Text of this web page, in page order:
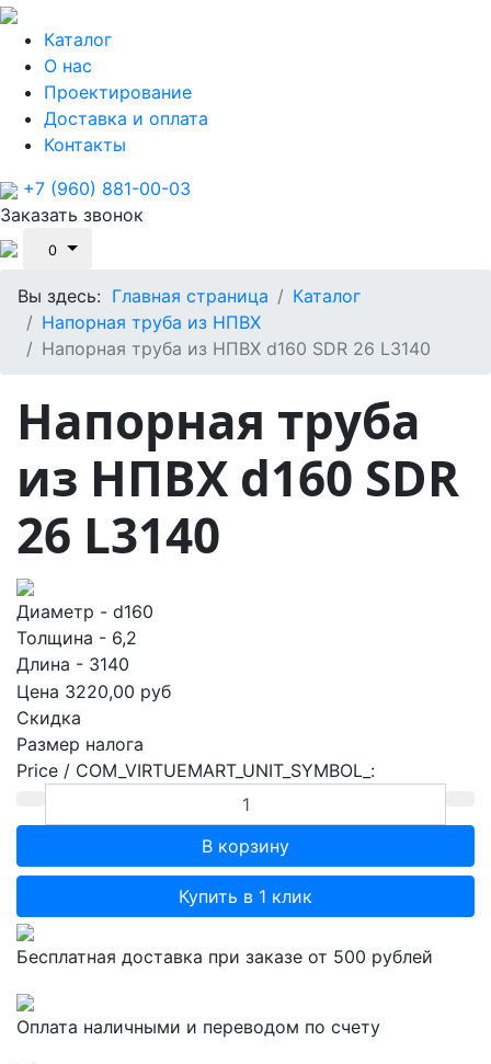
Каталог
О нас
Проектирование
Доставка и оплата
Контакты
+7 (960) 881-00-03
Заказать звонок
0
Вы здесь: Главная страница
Каталог
Напорная труба из НПВХ
Напорная труба из НПВХ d160 SDR 26 L3140
Напорная труба
из НПВХ d160 SDR
26 L3140
Диаметр - d160
Толщина - 6,2
Длина - 3140
Цена 3220,00 руб
Скидка
Размер налога
Price / COM_VIRTUEMART_UNIT_SYMBOL_:
Купить в 1 клик
Бесплатная доставка при заказе от 500 рублей
Оплата наличными и переводом по счету